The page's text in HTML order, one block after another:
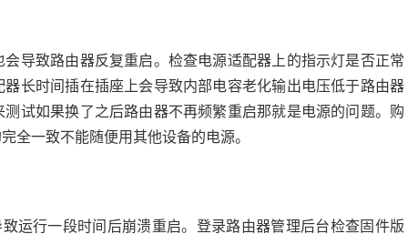
导致路由器反复重启。检查电源适配器上的指示灯是否正常
长时间插在插座上会导致内部电容老化输出电压低于路由器
试如果换了之后路由器不再频繁重启那就是电源的问题。购
全一致不能随便用其他设备的电源。
运行一段时间后崩溃重启。登录路由器管理后台检查固件版